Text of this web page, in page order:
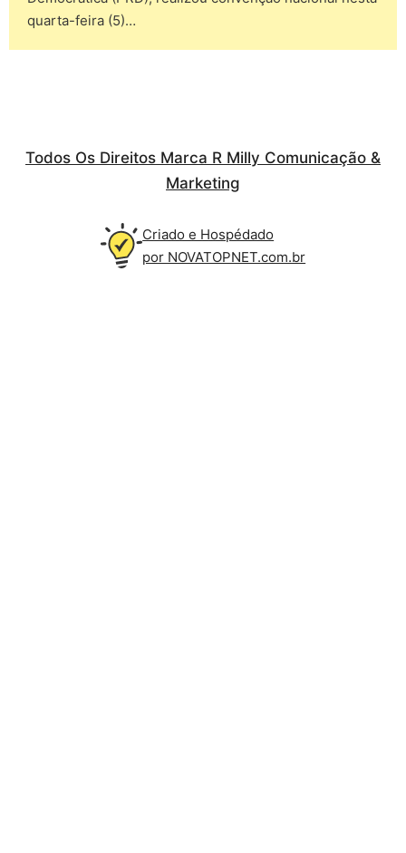
quarta-feira (5)…
Todos Os Direitos Marca R Milly Comunicação &
Marketing
Criado e Hospédado
por NOVATOPNET.com.br